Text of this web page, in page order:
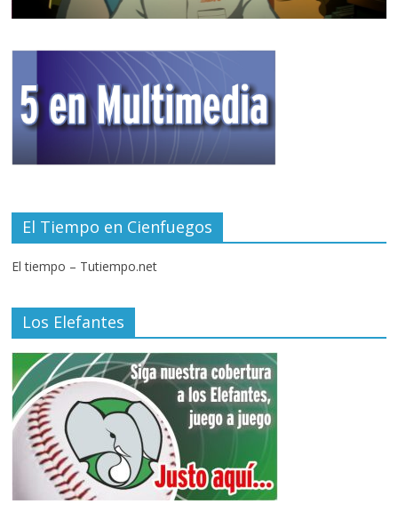
El Tiempo en Cienfuegos
El tiempo – Tutiempo.net
Los Elefantes